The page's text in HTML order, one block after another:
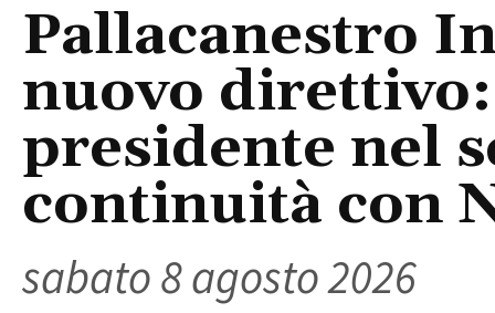
Pallacanestro
nuovo
presidente nel
continuità con
sabato 8 agosto 2026